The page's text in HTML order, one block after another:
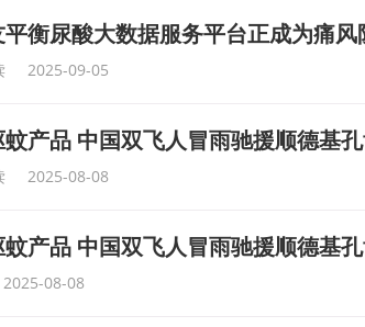
衡尿酸大数据服务平台正成为痛风
2025-09-05
产品 中国双飞人冒雨驰援顺德基
2025-08-08
产品 中国双飞人冒雨驰援顺德基
2025-08-08